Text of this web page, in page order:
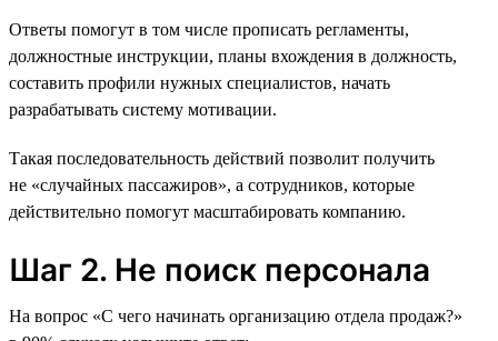
Ответы помогут в том числе прописать регламенты,
должностные инструкции, планы вхождения в должность,
составить профили нужных специалистов, начать
разрабатывать систему мотивации.
Такая последовательность действий позволит получить
не «случайных пассажиров», а сотрудников, которые
действительно помогут масштабировать компанию.
Шаг 2. Не поиск персонала
На вопрос «С чего начинать организацию отдела продаж?»